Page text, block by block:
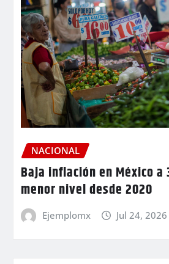
NACIONAL
Baja inflación en México a
menor nivel desde 2020
Ejemplomx Jul 24, 2026